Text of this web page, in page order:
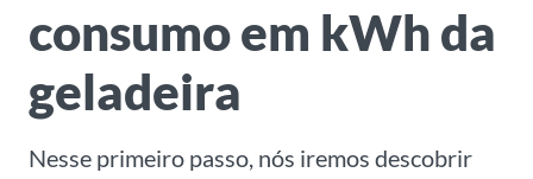
consumo em kWh da
geladeira
Nesse primeiro passo, nós iremos descobrir